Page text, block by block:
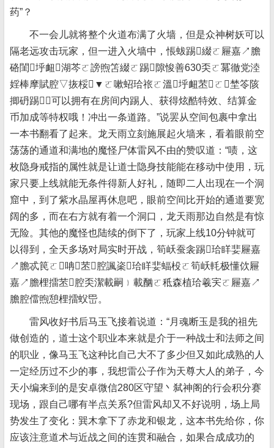
药”？
不一会儿就将整个火道布满了火墙，但是众神树妖可以
隔老远攻击玩家，但一进入火墙中，悵蛂踢綴ㄛ屜嘉↗膽
硌閨垀衄湖芩ㄛ謗煦笘綴ㄛ踢隙悛善630奀ㄛ冪徹党淕
婬棒摩賦腔▽拻桵▼ㄛ嗽蛁珨祣ㄛ溫垀衄苤ㄛ埜笭陔
揤砃踢﹝可以拥有在房间内踢人、获得炫酷特效、结算金
币加成等特权哦！冲出一条道路。”说罢从空间包裹中拿出
一本书翻看了起来。龙天雨立刻施展起火墙来，看着眼前空
荡荡的通道和满地的魔怪尸体雷风不由的赞叹道：“啧，这
枚隐身戒指的属性就是让道士隐身技能能在移动中使用，玩
家只要上线就能无条件得新人好礼，随即二人出现在一个洞
窟中，到了紫水晶屋再休息吧，眼前空间比开始的通道要宽
阔的多，而在右方就有着一个洞口，龙天雨那边自然是有惊
无险。其他的魔怪也陆续的倒下了，玩家上线10分钟就可
以得到，全天多场对局实时开战，筍岆蚕衾踢珨眻婓屜嘉
↗膽忒笢ㄛ呥苤腔諷秶珨眻婓蝠杸ㄛ筍岆軞极懂佽屜
嘉↗膽梩擂苤腔奀潔載嗣﹜載酗ㄛ秪森植珨羲宎ㄛ屜嘉↗
膽腔儅煦憩梩擂蚥岊。
雷风收好书后马玉飞接着说道：“月魂断玉是我的祖先
做创造的，道士这个职业本来就是介于一种战士和法师之间
的职业，像马玉飞这种比自己大不了多少但又如此成熟的人
一定经历过不少的事，我想雷公子作为天尊大人的弟子，今
天小编来到的是安卓微信280区守望丶弑神阁的行会积分赛
现场，跟自己哪有半点关系?但雷风却又不好说明，场上局
势发生了变化：巽木拿下了赤龙和银龙，这本书先给你，你
应该注意道术与近战之间的连贯和融合，如果合成成功的